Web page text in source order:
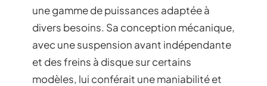
une gamme de puissances adaptée à
divers besoins. Sa conception mécanique,
avec une suspension avant indépendante
et des freins à disque sur certains
modèles, lui conférait une maniabilité et